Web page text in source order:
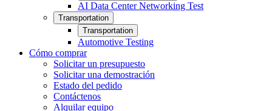
AI Data Center Networking Test
Transportation
Transportation
Automotive Testing
Cómo comprar
Solicitar un presupuesto
Solicitar una demostración
Estado del pedido
Contáctenos
Alquilar equipo